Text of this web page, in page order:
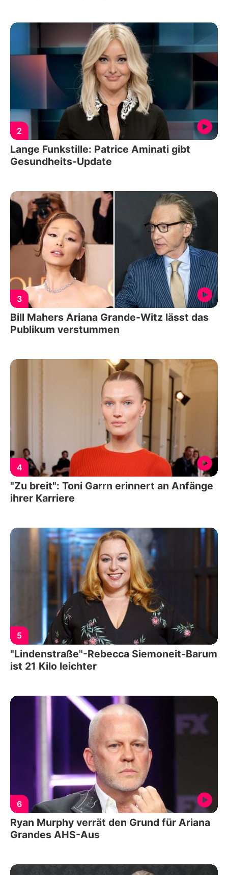
2
Lange Funkstille: Patrice Aminati gibt
Gesundheits-Update
3
Bill Mahers Ariana Grande-Witz lässt das
Publikum verstummen
4
"Zu breit": Toni Garrn erinnert an Anfänge
ihrer Karriere
5
"Lindenstraße"-Rebecca Siemoneit-Barum
ist 21 Kilo leichter
6
Ryan Murphy verrät den Grund für Ariana
Grandes AHS-Aus